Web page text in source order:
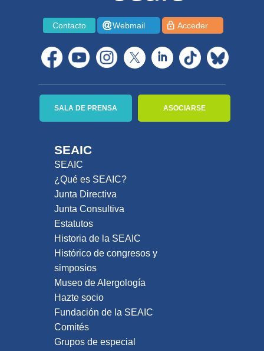
Contacto Webmail Acceder
SEAIC
SEAIC
¿Qué es SEAIC?
Junta Directiva
Junta Consultiva
Estatutos
Historia de la SEAIC
Histórico de congresos y
simposios
Museo de Alergología
Hazte socio
Fundación de la SEAIC
Comités
Grupos de especial
SALA DE PRENSA ASOCIARSE